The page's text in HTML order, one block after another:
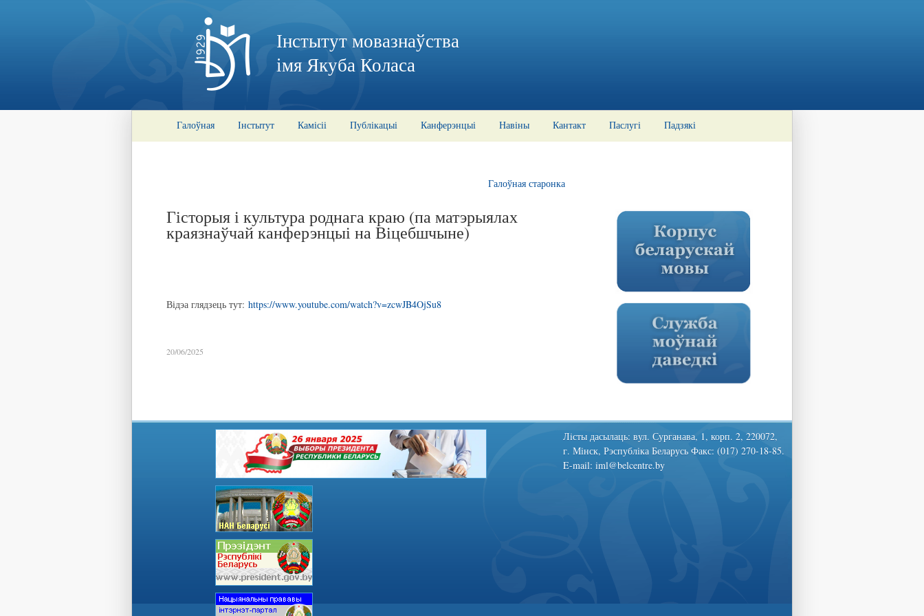
Інстытут мовазнаўства
імя Якуба Коласа
Галоўная Інстытут Камісіі Публікацыі Канферэнцыі Навіны Кантакт Паслугі Падзякі
Галоўная старонка
Гісторыя і культура роднага краю (па матэрыялах
краязнаўчай канферэнцыі на Віцебшчыне)
Відэа глядзець тут: https://www.youtube.com/watch?v=zcwJB4OjSu8
20/06/2025
Лiсты дасылаць: вул. Сурганава, 1, корп. 2, 220072,
г. Мінск, Рэспубліка Беларусь Факс: (017) 270-18-85.
E-mail: iml@belcentre.by